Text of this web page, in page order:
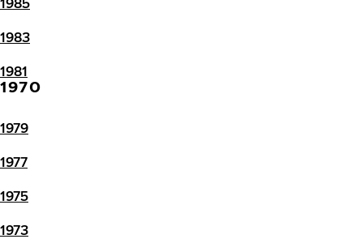
1983
1981
1970
1979
1977
1975
1973